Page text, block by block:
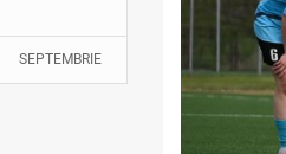
SEPTEMBRIE